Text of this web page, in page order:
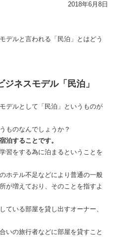
2018年6月8日
デルと言われる「民泊」とはどう
ネスモデル「民泊」
デルとして「民泊」というものが
ものなんでしょうか？
泊することです。
習をする為に泊まるということを
ホテル不足などにより普通の一般
が増えており、そのことを指すよ
ている部屋を貸し出すオーナー、
いの旅行者などに部屋を貸すこと